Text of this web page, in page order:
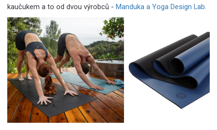
kaučukem a to od dvou výrobců - Manduka a Yoga Design Lab